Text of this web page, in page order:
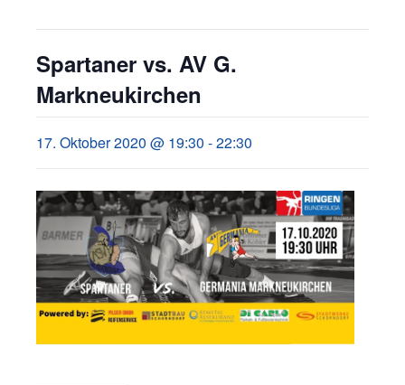
Spartaner vs. AV G.
Markneukirchen
17. Oktober 2020 @ 19:30 -22:30